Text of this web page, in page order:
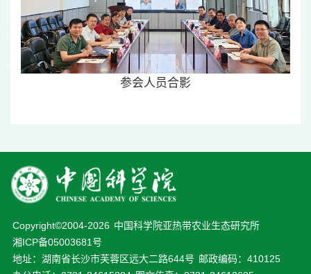
参会人员合影
Copyright©2004-2026 中国科学院亚热带农业生态研究所
湘ICP备05003681号
地址：湖南省长沙市芙蓉区远大二路644号 邮政编码：410125